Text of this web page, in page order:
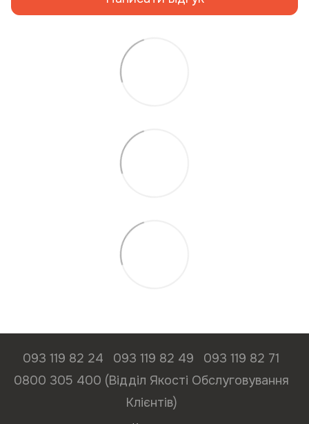
093 119 82 24 093 119 82 49
093 119 82 71
0800 305 400 (Відділ Якості Обслуговування
Клієнтів)